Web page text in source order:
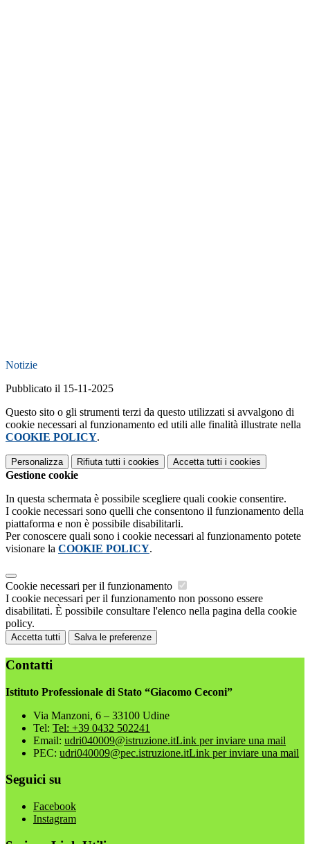
Notizie
Pubblicato il 15-11-2025
Questo sito o gli strumenti terzi da questo utilizzati si avvalgono di
cookie necessari al funzionamento ed utili alle finalità illustrate nella
COOKIE POLICY.
Personalizza Rifiuta tutti i cookies Accetta tutti i cookies
Gestione cookie
In questa schermata è possibile scegliere quali cookie consentire.
I cookie necessari sono quelli che consentono il funzionamento della
piattaforma e non è possibile disabilitarli.
Per conoscere quali sono i cookie necessari al funzionamento potete
visionare la COOKIE POLICY.
Cookie necessari per il funzionamento
I cookie necessari per il funzionamento non possono essere
disabilitati. È possibile consultare l'elenco nella pagina della cookie
policy.
Accetta tutti Salva le preferenze
Contatti
Istituto Professionale di Stato “Giacomo Ceconi”
Via Manzoni, 6 – 33100 Udine
Tel: Tel: +39 0432 502241
Email: udri040009@istruzione.itLink per inviare una mail
PEC: udri040009@pec.istruzione.itLink per inviare una mail
Seguici su
Facebook
Instagram